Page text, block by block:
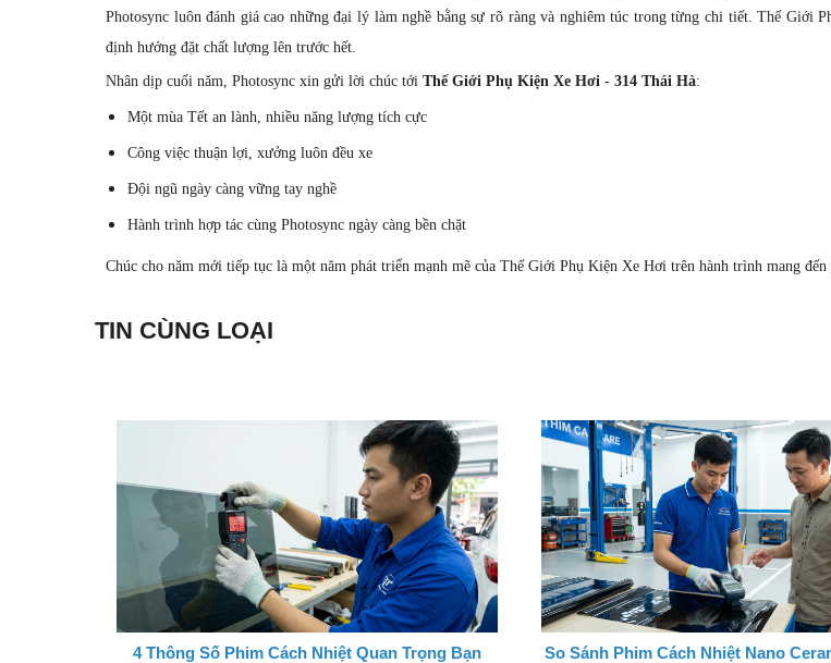
Photosync luôn đánh giá cao những đại lý làm nghề bằng sự rõ ràng và nghiêm túc trong từng chi tiết.Thế Giới
định hướng đặt chất lượng lên trước hết.
Nhân dịp cuối năm, Photosync xin gửi lời chúc tới Thế Giới Phụ Kiện Xe Hơi - 314 Thái Hà:
Một mùa Tết an lành, nhiều năng lượng tích cực
Công việc thuận lợi, xưởng luôn đều xe
Đội ngũ ngày càng vững tay nghề
Hành trình hợp tác cùng Photosync ngày càng bền chặt
Chúc cho năm mới tiếp tục là một năm phát triển mạnh mẽ của Thế Giới Phụ Kiện Xe Hơi trên hành trình mang đến
TIN CÙNG LOẠI
4 Thông Số Phim Cách Nhiệt Quan Trọng Bạn
So Sánh Phim Cách Nhiệt Nano